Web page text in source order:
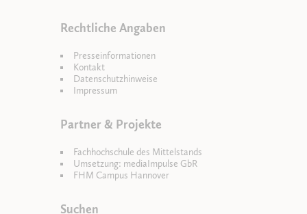
Rechtliche Angaben
Presseinformationen
Kontakt
Datenschutzhinweise
Impressum
Partner & Projekte
Fachhochschule des Mittelstands
Umsetzung: mediaImpulse GbR
FHM Campus Hannover
Suchen